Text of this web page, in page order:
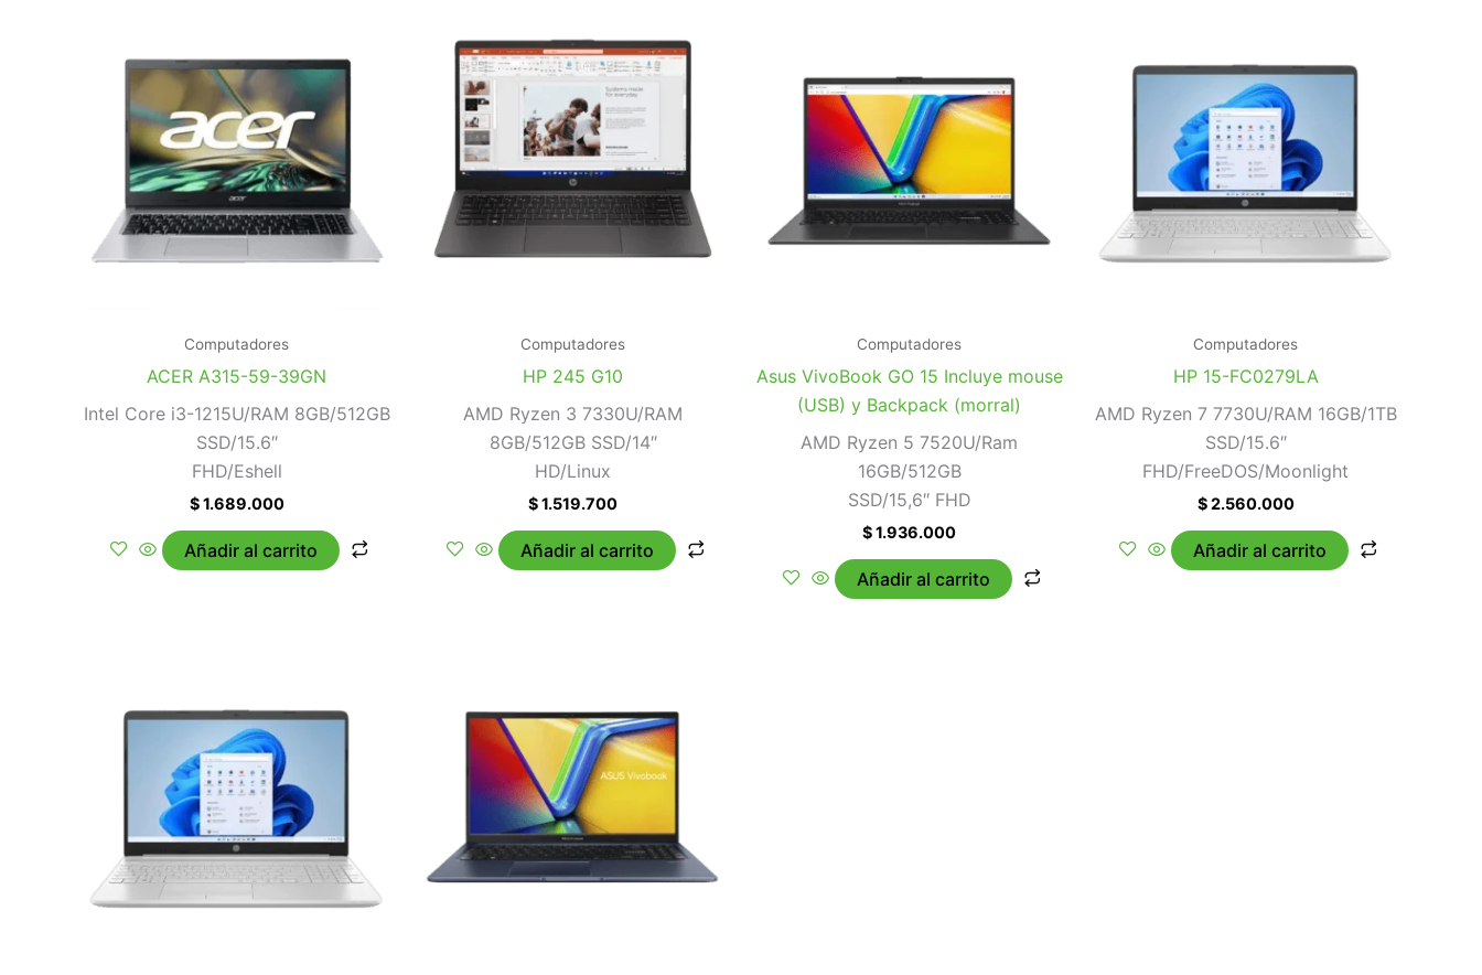
Computadores
ACER A315-59-39GN
Intel Core i3-1215U/RAM 8GB/512GB
SSD/15.6″
FHD/Eshell
$1.689.000
Añadir al carrito
Computadores
HP 245 G10
AMD Ryzen 3 7330U/RAM
8GB/512GB SSD/14″
HD/Linux
$1.519.700
Añadir al carrito
Computadores
Asus VivoBook GO 15 Incluye mouse
(USB) y Backpack (morral)
AMD Ryzen 5 7520U/Ram
16GB/512GB
SSD/15,6″ FHD
$1.936.000
Añadir al carrito
Computadores
HP 15-FC0279LA
AMD Ryzen 7 7730U/RAM 16GB/1TB
SSD/15.6″
FHD/FreeDOS/Moonlight
$2.560.000
Añadir al carrito